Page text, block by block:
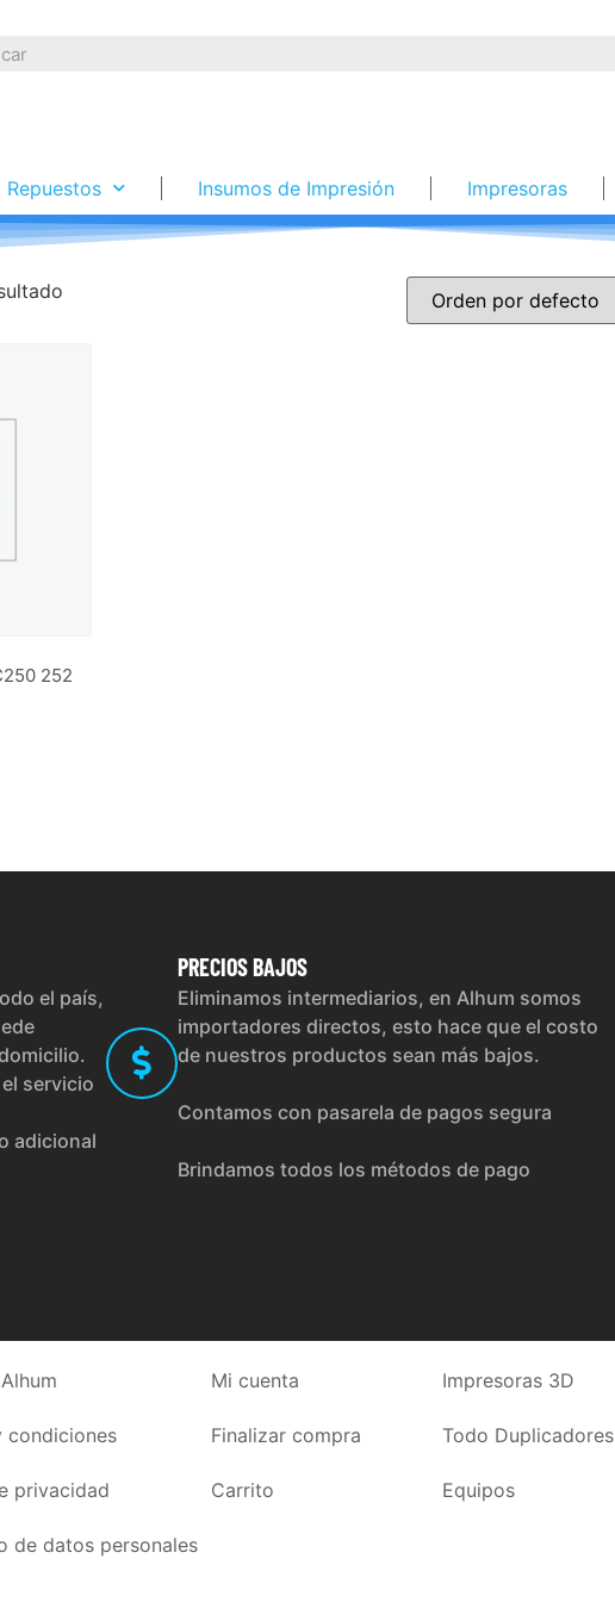
Repuestos Insumos de Impresión Impresoras
252
el país,
servicio
adicional
PRECIOSBAJOS
Eliminamos intermediarios, en Alhum somos
importadores directos, esto hace que el costo
de nuestros productos sean más bajos.
Contamos con pasarela de pagos segura
Brindamos todos los métodos de pago
condiciones
privacidad
de datos personales
Mi cuenta
Finalizar compra
Carrito
Impresoras 3D
Todo Duplicadores
Equipos